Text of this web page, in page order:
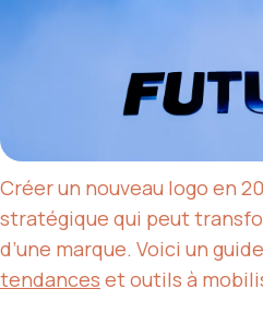
Créer un nouveau logo en
stratégique qui peut
d’une marque. Voici un
tendances et outils à